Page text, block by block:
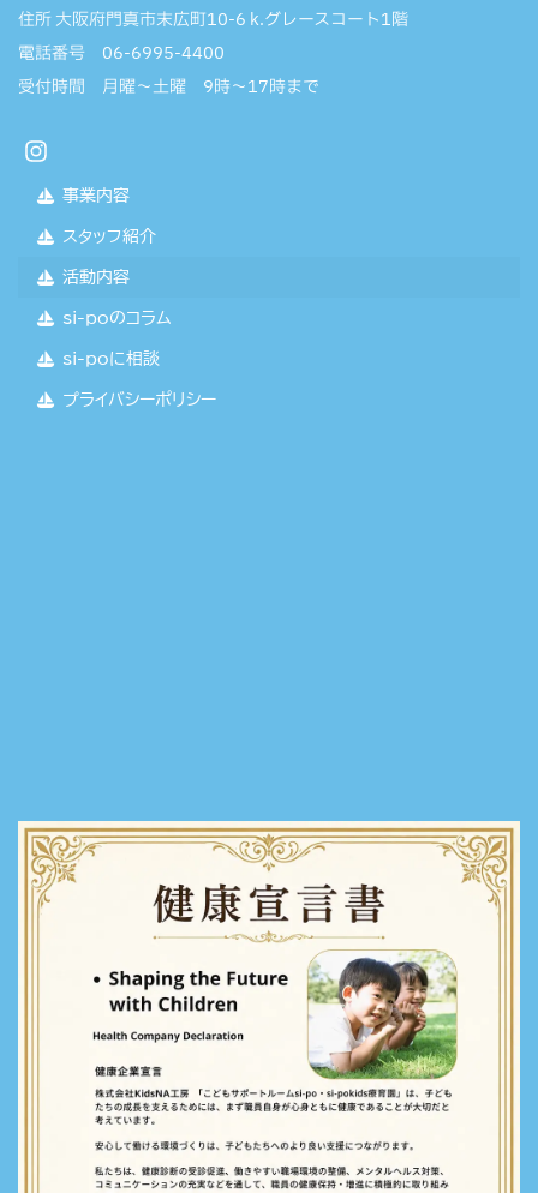
住所 大阪府門真市末広町10-6 k.グレースコート1階
電話番号 06-6995-4400
受付時間 月曜〜土曜 9時〜17時まで
事業内容
スタッフ紹介
活動内容
si-poのコラム
si-poに相談
プライバシーポリシー